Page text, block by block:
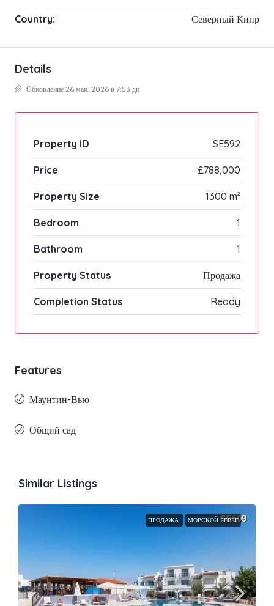
Country: Северный Кипр
Details
Обновление 26 мая, 2026 в 7:53 дп
Property ID SE592
Price £788,000
Property Size 1300 m²
Bedroom 1
Bathroom 1
Property Status Продажа
Completion Status Ready
Features
Маунтин-Вью
Общий сад
Similar Listings
ПРОДАЖА МОРСКОЙ БЕРЕГ